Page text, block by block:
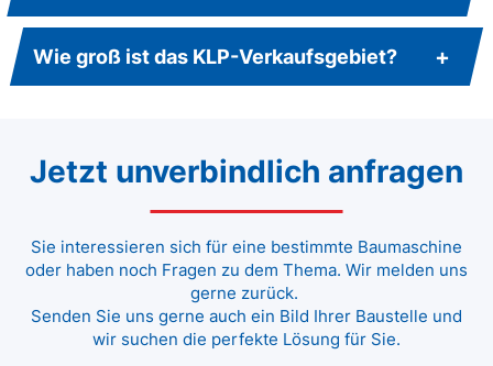
Wie groß ist das KLP-Verkaufsgebiet?
Jetzt unverbindlich anfragen
Sie interessieren sich für eine bestimmte Baumaschine
oder haben noch Fragen zu dem Thema. Wir melden uns
gerne zurück.
Senden Sie uns gerne auch ein Bild Ihrer Baustelle und
wir suchen die perfekte Lösung für Sie.